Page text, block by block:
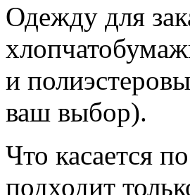
Одежду для
и
ваш выбор).
Что касается
подходит